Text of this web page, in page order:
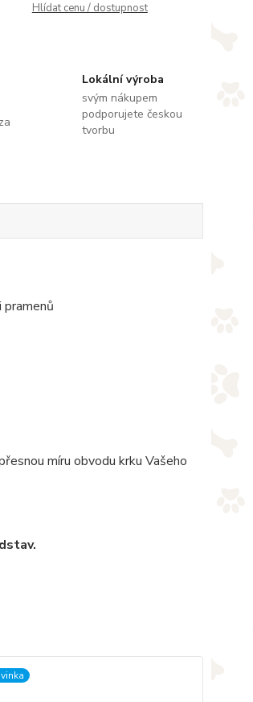
Hlídat cenu / dostupnost
Lokální výroba
svým nákupem
podporujete českou
tvorbu
míru obvodu krku Vašeho